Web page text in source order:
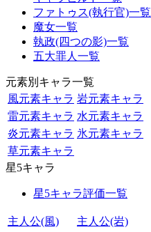
ファトゥス(執行官)一覧
魔女一覧
執政(四つの影)一覧
五大罪人一覧
元素別キャラ一覧
風元素キャラ 岩元素キャラ
雷元素キャラ 水元素キャラ
炎元素キャラ 氷元素キャラ
草元素キャラ
星5キャラ
星5キャラ評価一覧
主人公(風)
主人公(岩)